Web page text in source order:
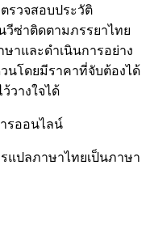
รวจสอบประวัติ
วีซ่าติดตามภรรยาไทย
าและดำเนินการอย่าง
นโดยมีราคาที่จับต้องได้
วางใจได้
รออนไลน์
แปลภาษาไทยเป็นภาษา